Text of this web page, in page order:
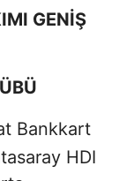
GENİŞ
Bankkart
HDI